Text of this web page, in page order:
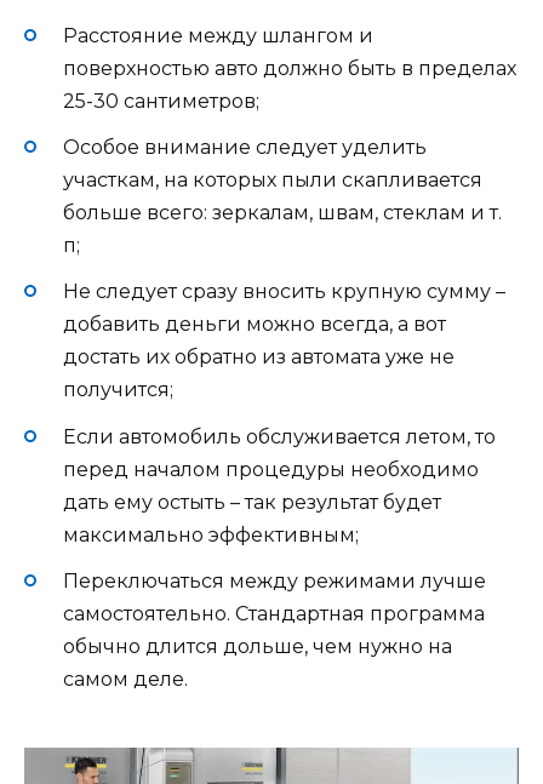
Расстояние между шлангом и
поверхностью авто должно быть в пределах
25-30 сантиметров;
Особое внимание следует уделить
участкам, на которых пыли скапливается
больше всего: зеркалам, швам, стеклам и т.
п;
Не следует сразу вносить крупную сумму –
добавить деньги можно всегда, а вот
достать их обратно из автомата уже не
получится;
Если автомобиль обслуживается летом, то
перед началом процедуры необходимо
дать ему остыть – так результат будет
максимально эффективным;
Переключаться между режимами лучше
самостоятельно. Стандартная программа
обычно длится дольше, чем нужно на
самом деле.